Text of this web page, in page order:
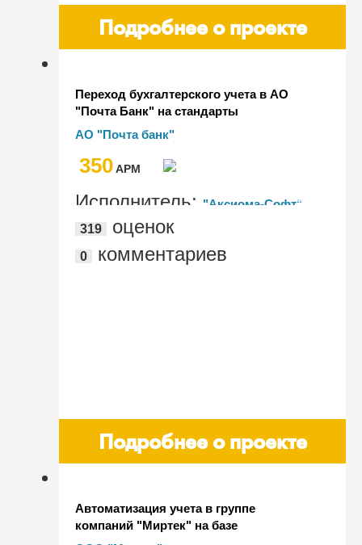
Подробнее о проекте
Переход бухгалтерского учета в АО
"Почта Банк" на стандарты
МСФО-16.Автоматизация учета
АО "Почта банк"
350AРМ
Исполнитель: "Аксиома-Софт"
319
оценок
0 комментариев
Подробнее о проекте
Автоматизация учета в группе
компаний "Миртек" на базе
программных продуктов "1С:ERP